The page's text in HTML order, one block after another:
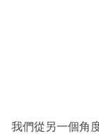
我們從另一個角